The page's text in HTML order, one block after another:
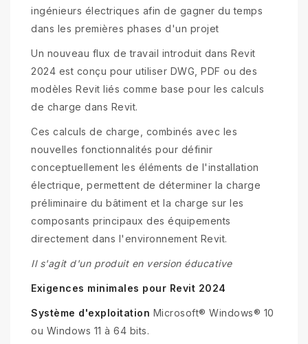
ingénieurs électriques afin de gagner du temps
dans les premières phases d'un projet
Un nouveau flux de travail introduit dans Revit
2024 est conçu pour utiliser DWG, PDF ou des
modèles Revit liés comme base pour les calculs
de charge dans Revit.
Ces calculs de charge, combinés avec les
nouvelles fonctionnalités pour définir
conceptuellement les éléments de l'installation
électrique, permettent de déterminer la charge
préliminaire du bâtiment et la charge sur les
composants principaux des équipements
directement dans l'environnement Revit.
Il s'agit d'un produit en version éducative
Exigences minimales pour Revit 2024
Système d'exploitation Microsoft® Windows® 10
ou Windows 11 à 64 bits.